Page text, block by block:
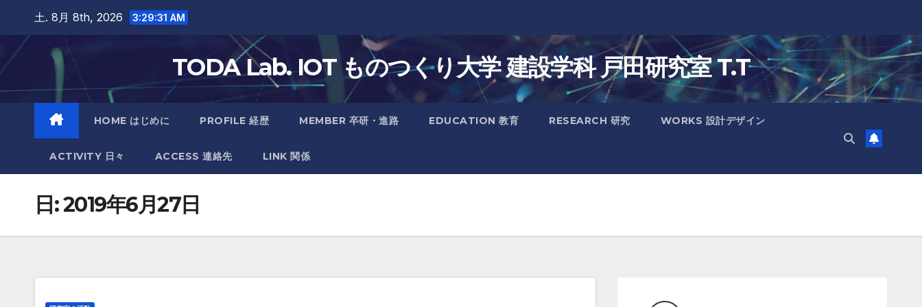
content
土. 8月 8th, 2026 3:29:32 AM
TODA Lab. IOT ものつくり大学 建設学科 戸田研究室 T.T
HOME はじめに PROFILE 経歴 MEMBER 卒研・進路 EDUCATION 教育 RESEARCH 研究 WORKS 設計デザイン
ACTIVITY 日々 ACCESS 連絡先 LINK 関係
日:2019年6月27日